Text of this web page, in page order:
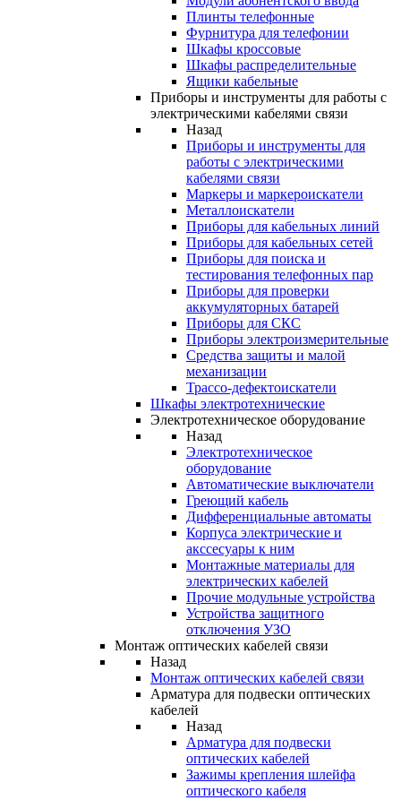
Плинты телефонные
Фурнитура для телефонии
Шкафы кроссовые
Шкафы распределительные
Ящики кабельные
Приборы и инструменты для работы с
электрическими кабелями связи
Назад
Приборы и инструменты для
работы с электрическими
кабелями связи
Маркеры и маркероискатели
Металлоискатели
Приборы для кабельных линий
Приборы для кабельных сетей
Приборы для поиска и
тестирования телефонных пар
Приборы для проверки
аккумуляторных батарей
Приборы для СКС
Приборы электроизмерительные
Средства защиты и малой
механизации
Трассо-дефектоискатели
Шкафы электротехнические
Электротехническое оборудование
Назад
Электротехническое
оборудование
Автоматические выключатели
Греющий кабель
Дифференциальные автоматы
Корпуса электрические и
акссесуары к ним
Монтажные материалы для
электрических кабелей
Прочие модульные устройства
Устройства защитного
отключения УЗО
Монтаж оптических кабелей связи
Назад
Монтаж оптических кабелей связи
Арматура для подвески оптических
кабелей
Назад
Арматура для подвески
оптических кабелей
Зажимы крепления шлейфа
оптического кабеля